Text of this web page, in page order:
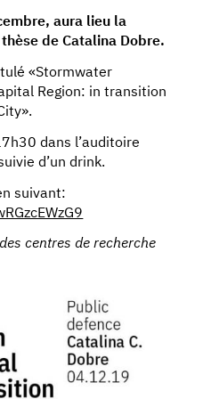
aura lieu la
de Catalina Dobre.
«Stormwater
Region: in transition
dans l’auditoire
d’un drink.
suivant:
centres de recherche